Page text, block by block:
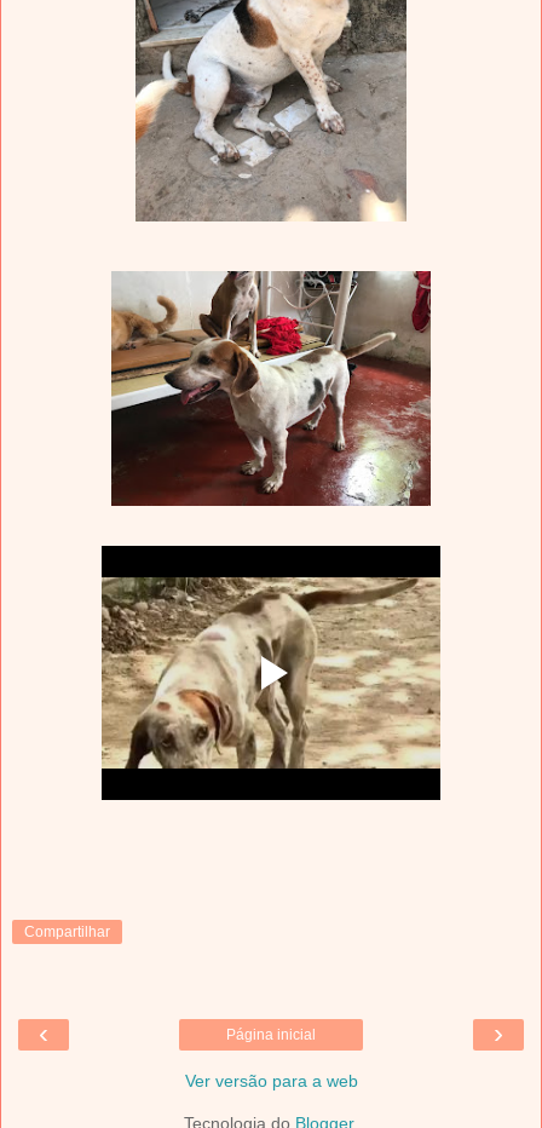
Compartilhar
‹ ›
Página inicial
Ver versão para a web
Tecnologia do Blogger.